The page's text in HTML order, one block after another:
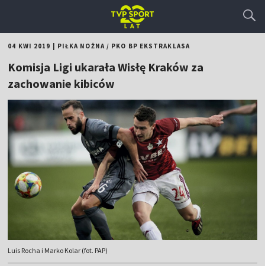
04 KWI 2019 PIŁKA NOŻNA/ PKO BP EKSTRAKLASA
Komisja Ligi ukarała Wisłę Kraków za
zachowanie kibiców
Luis Rocha i Marko Kolar (fot. PAP)